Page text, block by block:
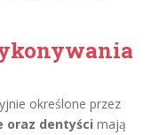
określone przez
oraz dentyści mają